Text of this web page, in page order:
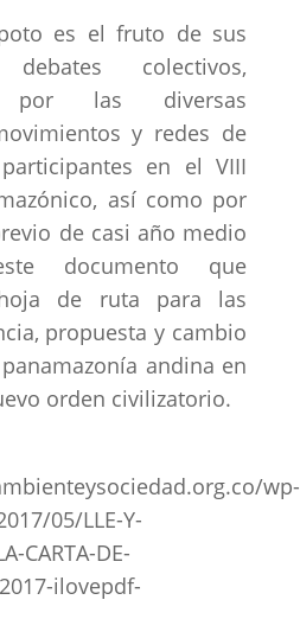
es el fruto de sus
colectivos,
por las diversas
y redes de
en el VIII
así como por
de casi año medio
documento que
de ruta para las
propuesta y cambio
andina en
orden civilizatorio.
wp-
05/LLE-Y-
CARTA-DE-
ilovepdf-